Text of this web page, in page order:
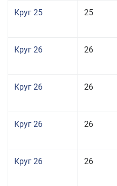
Круг 25 25
Круг 26 26
Круг 26 26
Круг 26 26
Круг 26 26